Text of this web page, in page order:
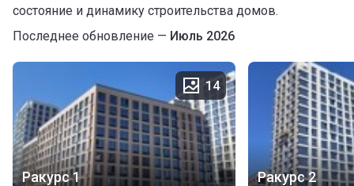
состояние и динамику строительства домов.
Последнее обновление — Июль 2026
14
Ракурс 1 Ракурс 2